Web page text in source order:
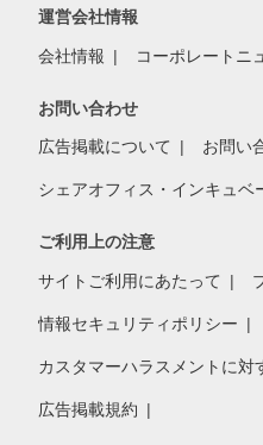
運営会社情報
会社情報 コーポレートニ
お問い合わせ
広告掲載について お問い
シェアオフィス・インキュベ
ご利用上の注意
サイトご利用にあたって
情報セキュリティポリシー
カスタマーハラスメントに対
広告掲載規約